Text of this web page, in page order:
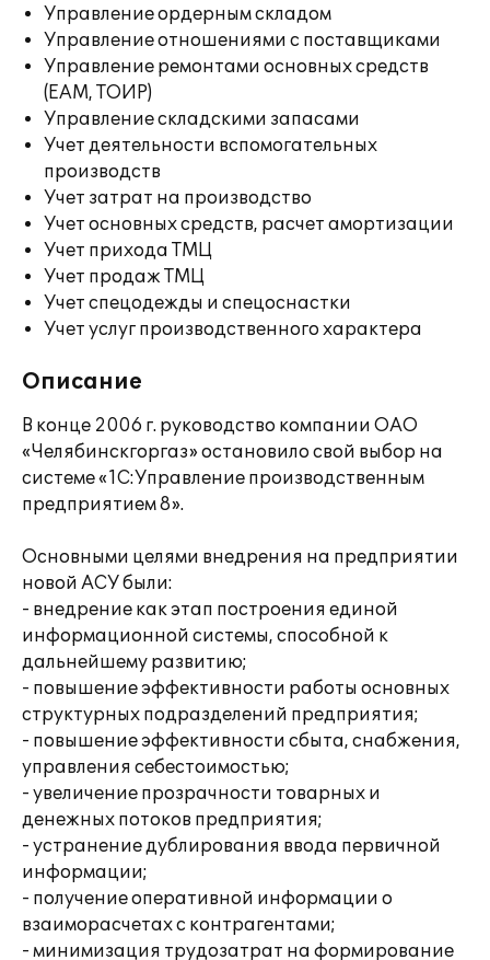
Управление ордерным складом
Управление отношениями с поставщиками
Управление ремонтами основных средств
(EAM, ТОИР)
Управление складскими запасами
Учет деятельности вспомогательных
производств
Учет затрат на производство
Учет основных средств, расчет амортизации
Учет прихода ТМЦ
Учет продаж ТМЦ
Учет спецодежды и спецоснастки
Учет услуг производственного характера
Описание
В конце 2006 г. руководство компании ОАО
«Челябинскгоргаз» остановило свой выбор на
системе «1С:Управление производственным
предприятием 8».
Основными целями внедрения на предприятии
новой АСУ были:
- внедрение как этап построения единой
информационной системы, способной к
дальнейшему развитию;
- повышение эффективности работы основных
структурных подразделений предприятия;
- повышение эффективности сбыта, снабжения,
управления себестоимостью;
- увеличение прозрачности товарных и
денежных потоков предприятия;
- устранение дублирования ввода первичной
информации;
- получение оперативной информации о
взаиморасчетах с контрагентами;
- минимизация трудозатрат на формирование